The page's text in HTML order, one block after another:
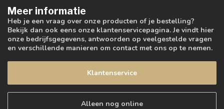
Meer informatie
Heb je een vraag over onze producten of je bestelling?
Bekijk dan ook eens onze klantenservicepagina. Je vindt hier
onze bedrijfsgegevens, antwoorden op veelgestelde vragen
en verschillende manieren om contact met ons op te nemen.
Klantenservice
Alleen nog online